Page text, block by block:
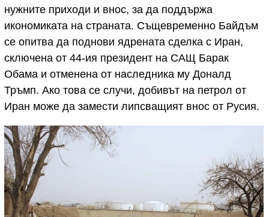
нужните приходи и внос, за да поддържа
икономиката на страната. Същевременно Байдъм
се опитва да поднови ядрената сделка с Иран,
сключена от 44-ия президент на САЩ Барак
Обама и отменена от наследника му Доналд
Тръмп. Ако това се случи, добивът на петрол от
Иран може да замести липсващият внос от Русия.